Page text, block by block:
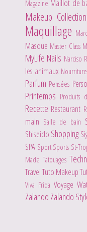
Magazine Maillot de
Makeup Collection
Maquillage
Masque Master Class
MyLife Nails Narciso
les animaux Nourriture
Parfum Pensées Perso
Printemps Produits
Recette Restaurant
main Salle de bain
Shiseido Shopping
SPA Sport Sports St-
Made Tatouages
TravelTuto Makeup
Viva Frida Voyage
Zalando Zalando